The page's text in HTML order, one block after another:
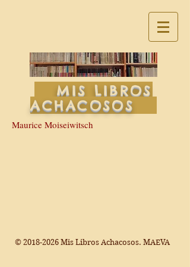
MIS LIBROS
ACHACOSOS
Maurice Moiseiwitsch
© 2018-2026 Mis Libros Achacosos. MAEVA